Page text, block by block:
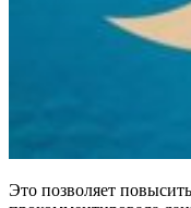
Это позволяет